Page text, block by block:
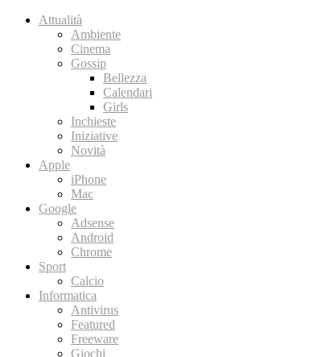
Attualità
Ambiente
Cinema
Gossip
Bellezza
Calendari
Girls
Inchieste
Iniziative
Novità
Apple
iPhone
Mac
Google
Adsense
Android
Chrome
Sport
Calcio
Informatica
Antivirus
Featured
Freeware
Giochi